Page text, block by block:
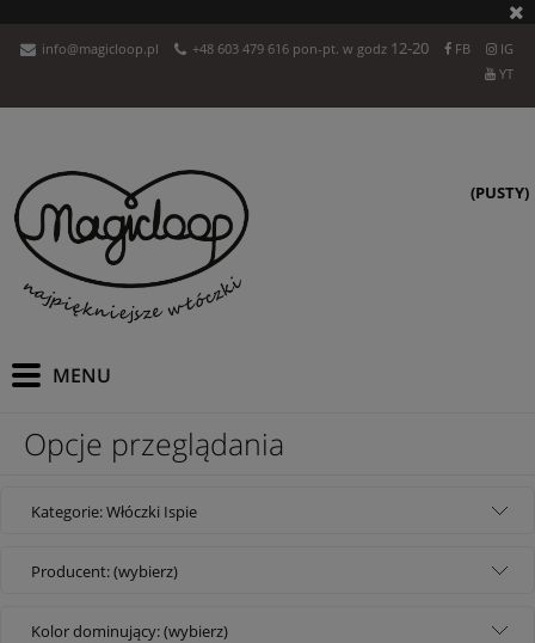
info@magicloop.pl +48 603 479 616 pon-pt. w godz 12-20 FB
IG
YT
(PUSTY)
Opcje przeglądania
Kategorie: Włóczki Ispie
Producent: (wybierz)
Kolor dominujący: (wybierz)